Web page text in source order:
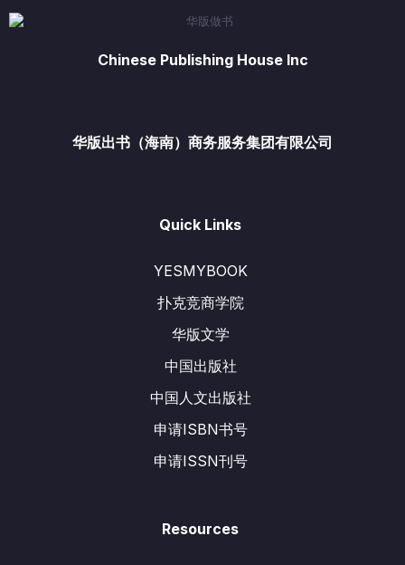
Chinese Publishing House Inc
华版出书（海南）商务服务集团有限公司
Quick Links
YESMYBOOK
扑克竞商学院
华版文学
中国出版社
中国人文出版社
申请ISBN书号
申请ISSN刊号
Resources